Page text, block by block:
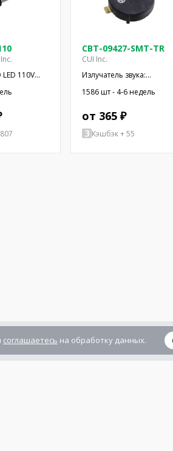
LED 110V
CBT-09427-SMT-TR
CUI Inc.
Излучатель звука:
электромагнитный
сигнализатор; SMD;
2,73кГц
1586 шт - 4-6 недель
от 365 ₽
Кэшбэк + 55
соглашаетесь на обработку данных.